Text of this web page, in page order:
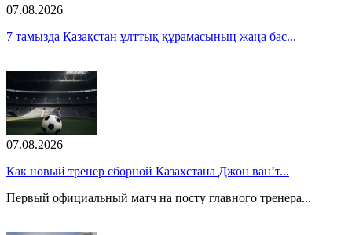
07.08.2026
7 тамызда Қазақстан ұлттық құрамасының жаңа бас...
07.08.2026
Как новый тренер сборной Казахстана Джон ван’т...
Первый официальный матч на посту главного тренера...